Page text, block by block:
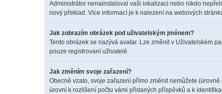
Administrátor nenainstaloval vaši lokalizaci nebo nikdo
nový překlad. Více informací je k nalezení na webových
Jak zobrazím obrázek pod uživatelským jménem?
Tento obrázek se nazývá avatar. Lze změnit v Uživatelském
pouze registrovaní uživatelé.
Jak změním svoje zařazení?
Obecně vzato, svoje zařazení přímo změnit nemůžete
úrovní k rozlišení počtu vámi přidaných příspěvků a k